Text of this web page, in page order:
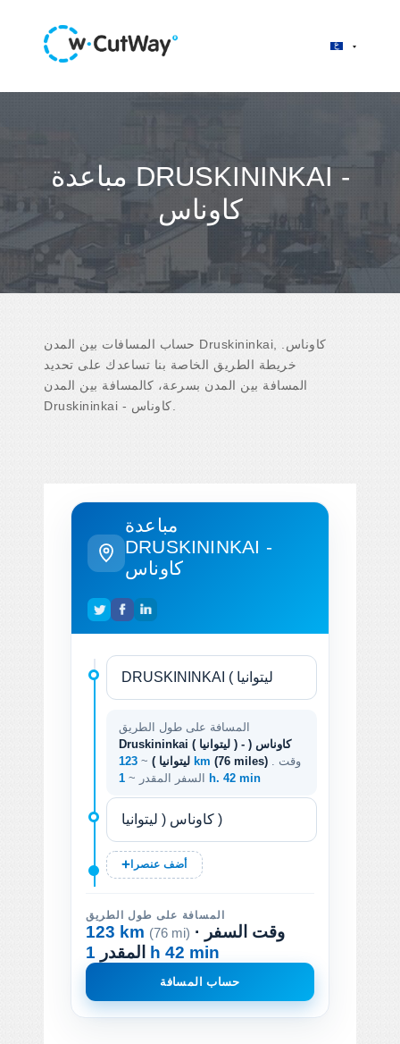
مباعدة DRUSKININKAI -
كاوناس
حساب المسافات بين المدن Druskininkai, كاوناس.
خريطة الطريق الخاصة بنا تساعدك على تحديد
المسافة بين المدن بسرعة، كالمسافة بين المدن
مباعدة
DRUSKININKAI -
كاوناس
المسافة على طول الطريق
Druskininkai ( ليتوانيا ) - كاوناس (
ليتوانيا ) ~ 123 km (76 miles)
السفر المقدر ~ 1 h. 42 min
أضف عنصرا
المسافة على طول الطريق
123 km (76 mi) · وقت السفر
المقدر 1 h 42 min
حساب المسافة